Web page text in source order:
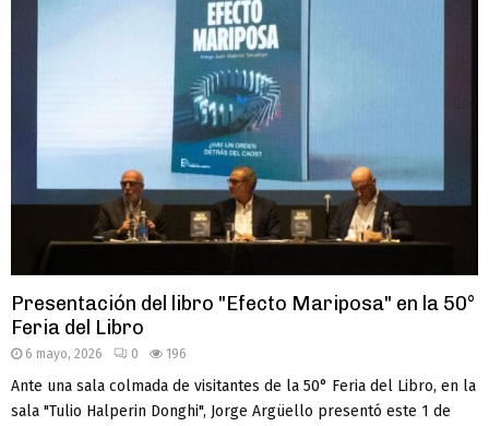
Presentación del libro "Efecto Mariposa" en la 50°
Feria del Libro
6 mayo, 2026 0 196
Ante una sala colmada de visitantes de la 50° Feria del Libro, en la
sala "Tulio Halperin Donghi", Jorge Argüello presentó este 1 de